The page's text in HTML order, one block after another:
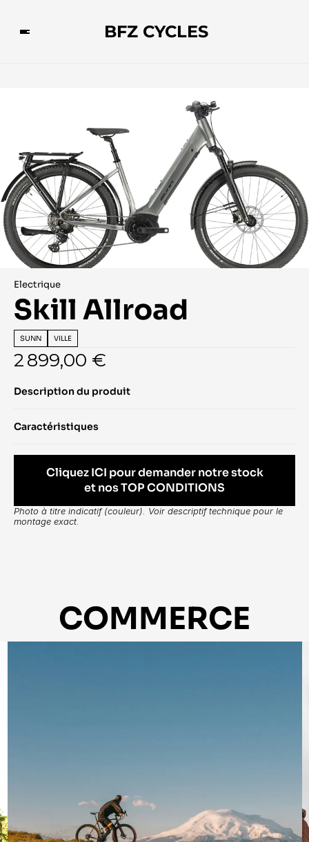
BFZ CYCLES
Electrique
Skill Allroad
SUNN VILLE
2 899,00 €
Description du produit
Caractéristiques
Cliquez ICI pour demander notre stock
et nos TOP CONDITIONS
Photo à titre indicatif (couleur). Voir descriptif technique pour le
montage exact.
COMMERCE